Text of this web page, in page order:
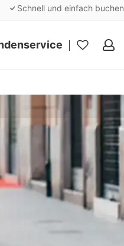
Schnell und einfach buchen
Meine